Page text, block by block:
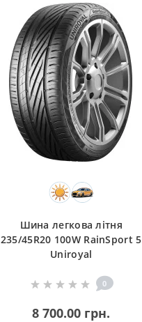
Шина легкова літня
235/45R20 100W RainSport 5
Uniroyal
0
8 700.00 грн.